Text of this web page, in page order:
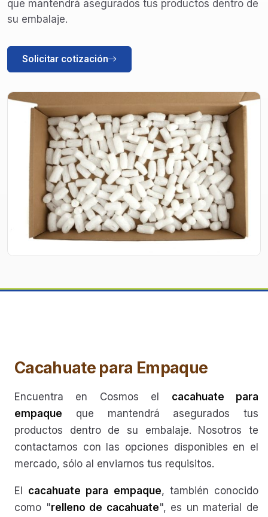
que mantendrá asegurados tus productos dentro de
su embalaje.
Solicitar cotización
Cacahuate para Empaque
Encuentra en Cosmos el cacahuate para
empaque que mantendrá asegurados tus
productos dentro de su embalaje. Nosotros te
contactamos con las opciones disponibles en el
mercado, sólo al enviarnos tus requisitos.
El cacahuate para empaque, también conocido
como "relleno de cacahuate", es un material de